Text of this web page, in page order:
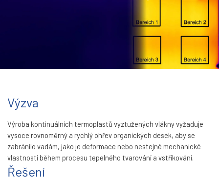
Výzva
Výroba kontinuálních termoplastů vyztužených vlákny vyžaduje
vysoce rovnoměrný a rychlý ohřev organických desek, aby se
zabránilo vadám, jako je deformace nebo nestejné mechanické
vlastnosti během procesu tepelného tvarování a vstřikování.
Řešení